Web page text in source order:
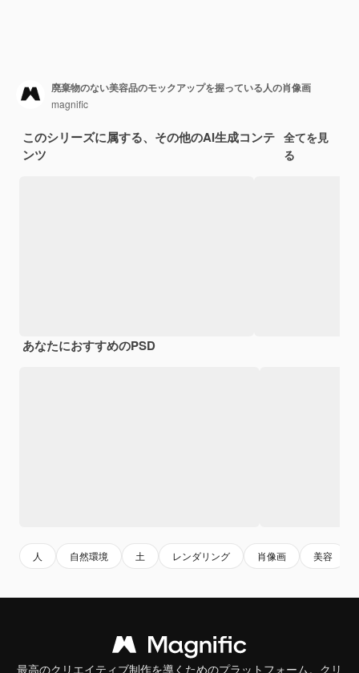
廃棄物のない美容品のモックアップを握っている人の肖像画
magnific
このシリーズに属する、その他のAI生成コンテ
ンツ
全てを見
る
あなたにおすすめのPSD
人 自然環境 土 レンダリング 肖像画 美容
最高のクリエイティブ制作を導くためのプラットフォーム。クリ